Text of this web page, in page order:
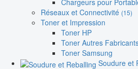
Chargeurs pour
Réseaux et Connectivité (15)
Toner et Impression
Toner HP
Toner Autres
Toner Samsung
Soudure et